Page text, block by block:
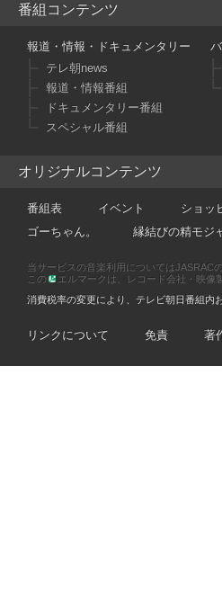
番組コンテンツ
報道・情報・ドキュメンタリー
テレ朝news
報道・情報番組
ドキュメンタリー番組
スペシャル番組
オリジナルコンテンツ
番組表 イベント ショッ
ゴーちゃん。
縁結びの精モジ
当サービスの音楽利用についてはJASRAC
この
エルマークは、レコード会社・映像
消費税率の変更により、テレビ朝日番組内
リンクについて 免責 著